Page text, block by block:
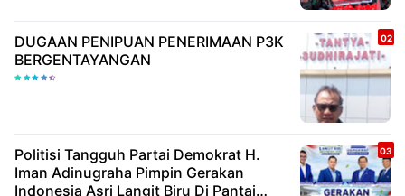
DUGAAN PENIPUAN PENERIMAAN P3K
BERGENTAYANGAN
Politisi Tangguh Partai Demokrat H.
Iman Adinugraha Pimpin Gerakan
Indonesia Asri Langit Biru Di Pantai